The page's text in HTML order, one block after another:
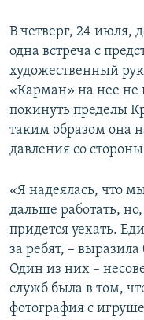
В четверг, 24 июля,
одна встреча с
художественный
«Карман» на нее
покинуть пределы
таким образом она
давления со
«Я надеялась, что
дальше работать,
придется уехать.
за ребят, –
Один из них –
служб была в том,
фотография с